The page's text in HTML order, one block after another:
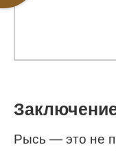
Рысь — это не